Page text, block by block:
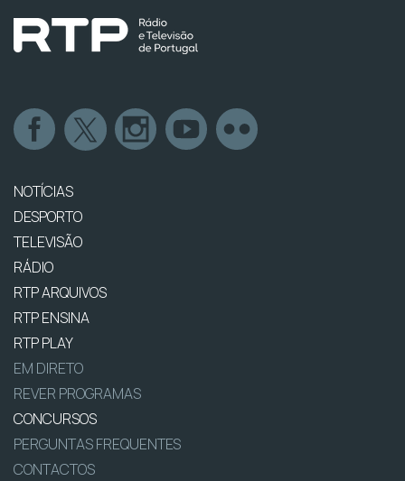
NOTÍCIAS
DESPORTO
TELEVISÃO
RÁDIO
RTP ARQUIVOS
RTP ENSINA
RTP PLAY
EM DIRETO
REVER PROGRAMAS
CONCURSOS
PERGUNTAS FREQUENTES
CONTACTOS